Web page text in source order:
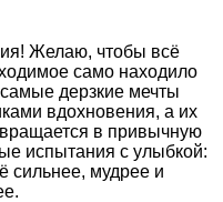
Желаю, чтобы всё
само находило
дерзкие мечты
вдохновения, а их
в привычную
испытания с улыбкой:
сильнее, мудрее и